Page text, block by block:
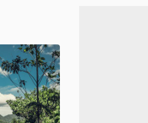
se
de Uso e Política de Privacidade do